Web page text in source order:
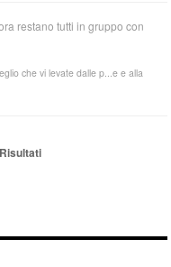
restano tutti in gruppo con
che vi levate dalle p...e e alla